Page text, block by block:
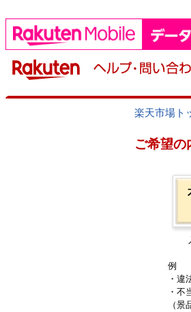
楽天市場ト
ご希望の
例
・違
・不
（景